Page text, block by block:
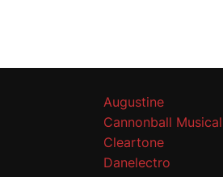
Augustine
Cannonball
Cleartone
Danelectro